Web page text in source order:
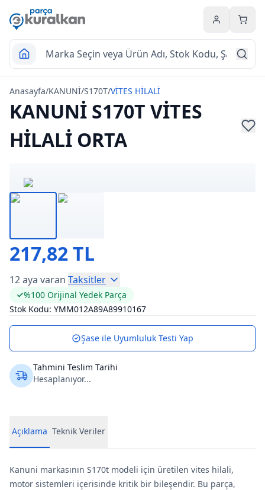
Hesabım
Anasayfa/KANUNİ/S170T/VİTES HİLALİ
KANUNİ S170T VİTES
HİLALİ ORTA
217,82 TL
12 aya varan Taksitler
%100 Orijinal Yedek Parça
Stok Kodu: YMM012A89A89910167
Şase ile Uyumluluk Testi Yap
Tahmini Teslim Tarihi
Hesaplanıyor...
Açıklama Teknik Veriler
Kanuni markasının S170t modeli için üretilen vites hilali,
motor sistemleri içerisinde kritik bir bileşendir. Bu parça,